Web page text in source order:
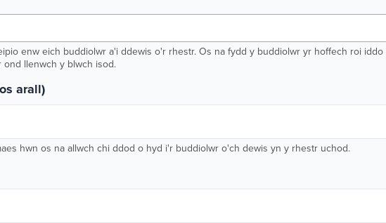
enw eich buddiolwr a'i ddewis o'r rhestr. Os na fydd y buddiolwr yr hoffech roi
llenwch y blwch isod.
arall)
hwn os na allwch chi ddod o hyd i'r buddiolwr o'ch dewis yn y rhestr uchod.